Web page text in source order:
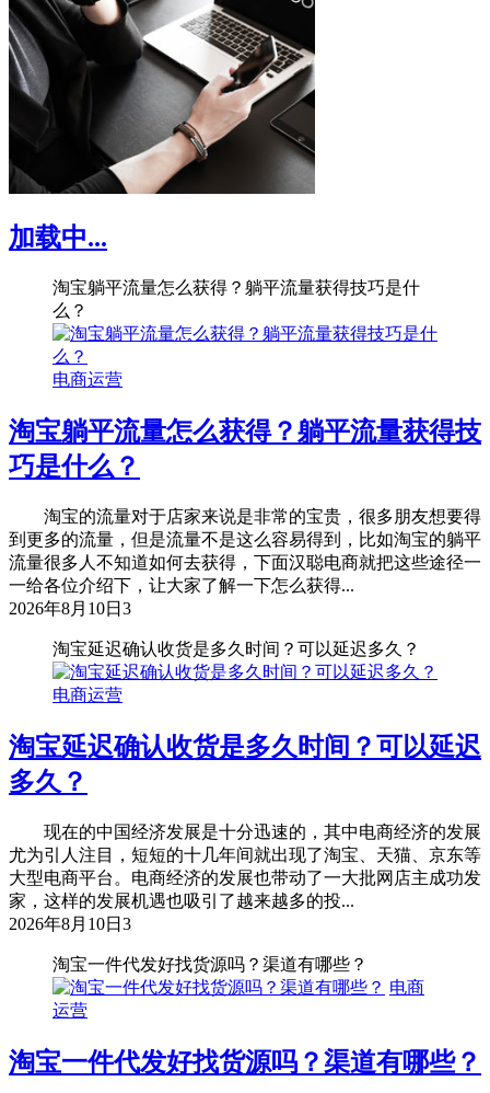
加载中...
淘宝躺平流量怎么获得？躺平流量获得技巧是什
么？
电商运营
淘宝躺平流量怎么获得？躺平流量获得技
巧是什么？
淘宝的流量对于店家来说是非常的宝贵，很多朋友想要得
到更多的流量，但是流量不是这么容易得到，比如淘宝的躺平
流量很多人不知道如何去获得，下面汉聪电商就把这些途径一
一给各位介绍下，让大家了解一下怎么获得...
2026年8月10日 3
淘宝延迟确认收货是多久时间？可以延迟多久？
电商运营
淘宝延迟确认收货是多久时间？可以延迟
多久？
现在的中国经济发展是十分迅速的，其中电商经济的发展
尤为引人注目，短短的十几年间就出现了淘宝、天猫、京东等
大型电商平台。电商经济的发展也带动了一大批网店主成功发
家，这样的发展机遇也吸引了越来越多的投...
2026年8月10日 3
淘宝一件代发好找货源吗？渠道有哪些？
电商
运营
淘宝一件代发好找货源吗？渠道有哪些？